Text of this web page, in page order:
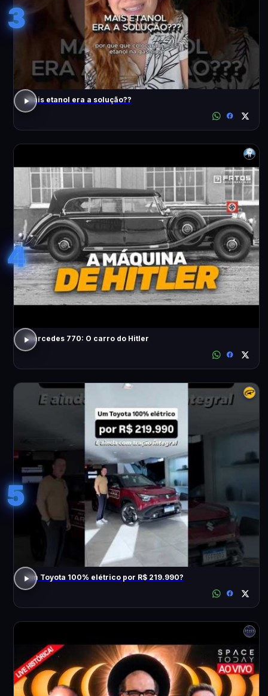
3
Mais etanol era a solução??
4
Mercedes 770: O carro do Hitler
5
Um Toyota 100% elétrico por R$ 219.990?